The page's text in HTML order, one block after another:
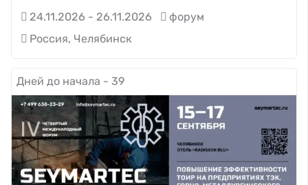
24.11.2026 - 26.11.2026
форум
Россия, Челябинск
Дней до начала - 39